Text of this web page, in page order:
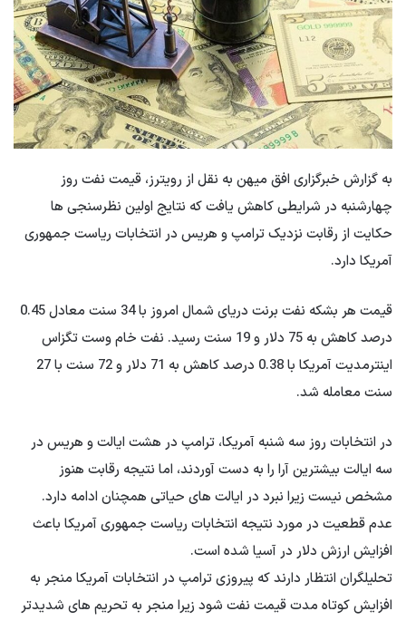
به گزارش خبرگزاری افق میهن به نقل از رویترز، قیمت نفت روز
چهارشنبه در شرایطی کاهش یافت که نتایج اولین نظرسنجی ها
حکایت از رقابت نزدیک ترامپ و هریس در انتخابات ریاست جمهوری
آمریکا دارد.
قیمت هر بشکه نفت برنت دریای شمال امروز با 34 سنت معادل 0.45
درصد کاهش به 75 دلار و 19 سنت رسید. نفت خام وست تگزاس
اینترمدیت آمریکا با 0.38 درصد کاهش به 71 دلار و 72 سنت با 27
سنت معامله شد.
در انتخابات روز سه شنبه آمریکا، ترامپ در هشت ایالت و هریس در
سه ایالت بیشترین آرا را به دست آوردند، اما نتیجه رقابت هنوز
مشخص نیست زیرا نبرد در ایالت های حیاتی همچنان ادامه دارد.
عدم قطعیت در مورد نتیجه انتخابات ریاست جمهوری آمریکا باعث
افزایش ارزش دلار در آسیا شده است.
تحلیلگران انتظار دارند که پیروزی ترامپ در انتخابات آمریکا منجر به
افزایش کوتاه مدت قیمت نفت شود زیرا منجر به تحریم های شدیدتر